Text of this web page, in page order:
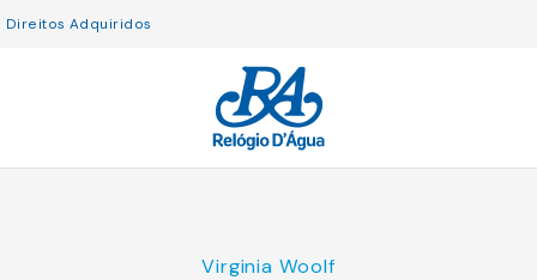
Direitos Adquiridos
Virginia Woolf